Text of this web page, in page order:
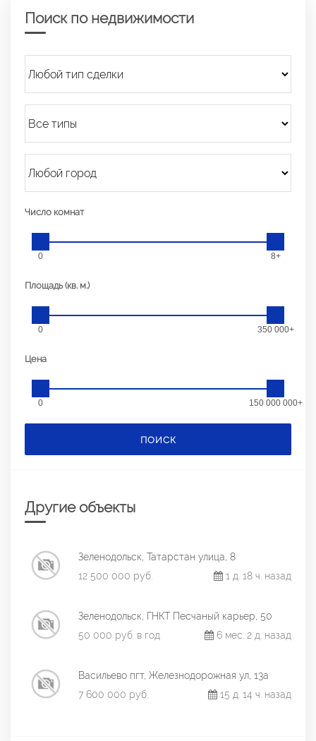
Поиск по недвижимости
Число комнат
0 8+
Площадь (кв. м.)
0 350 000+
Цена
0 150 000 000+
ПОИСК
Другие объекты
Зеленодольск, Татарстан улица, 8
12 500 000 руб.
1 д. 18 ч. назад
Зеленодольск, ГНКТ Песчаный карьер, 50
50 000 руб. в год
6 мес. 2 д. назад
Васильево пгт, Железнодорожная ул, 13а
7 600 000 руб.
15 д. 14 ч. назад